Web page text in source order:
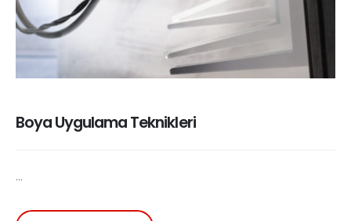
Boya Uygulama Teknikleri
...